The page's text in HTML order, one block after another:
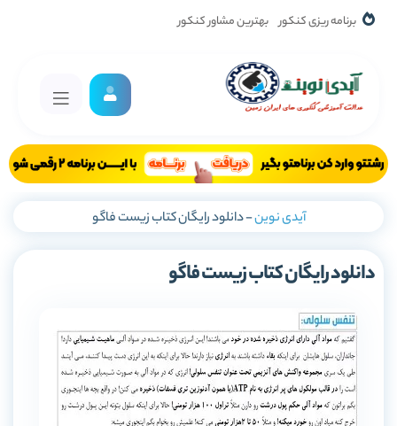
برنامه ریزی کنکور بهترین مشاور کنکور
آیدی نوین-دانلود رایگان کتاب زیست فاگو
دانلود رایگان کتاب زیست فاگو